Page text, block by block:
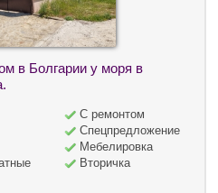
в Болгарии у моря в
С ремонтом
Спецпредложение
Мебелировка
Вторичка